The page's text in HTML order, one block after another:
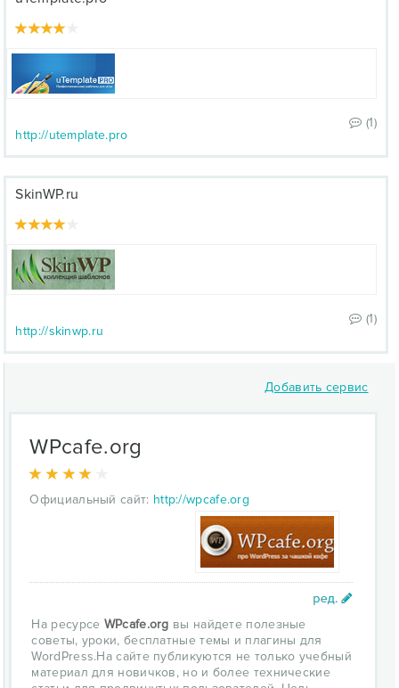
(1)
http://utemplate.pro
SkinWP.ru
(1)
http://skinwp.ru
Добавить сервис
WPcafe.org
Официальный сайт: http://wpcafe.org
На ресурсе WPcafe.org вы найдете полезные
советы, уроки, бесплатные темы и плагины для
WordPress.На сайте публикуются не только учебный
материал для новичков, но и более технические